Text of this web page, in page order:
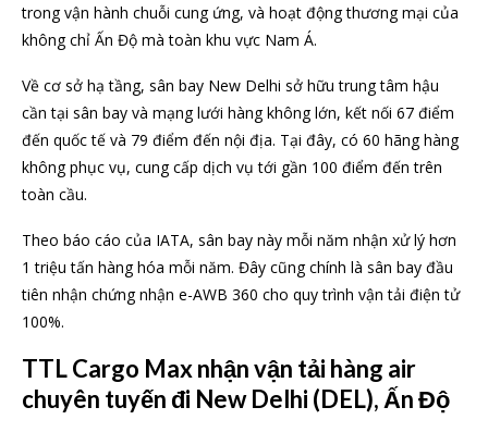
trong vận hành chuỗi cung ứng, và hoạt động thương mại của
không chỉ Ấn Độ mà toàn khu vực Nam Á.
Về cơ sở hạ tầng, sân bay New Delhi sở hữu trung tâm hậu
cần tại sân bay và mạng lưới hàng không lớn, kết nối 67 điểm
đến quốc tế và 79 điểm đến nội địa. Tại đây, có 60 hãng hàng
không phục vụ, cung cấp dịch vụ tới gần 100 điểm đến trên
toàn cầu.
Theo báo cáo của IATA, sân bay này mỗi năm nhận xử lý hơn
1 triệu tấn hàng hóa mỗi năm. Đây cũng chính là sân bay đầu
tiên nhận chứng nhận e-AWB 360 cho quy trình vận tải điện tử
100%.
TTL Cargo Max nhận vận tải hàng air
chuyên tuyến đi New Delhi (DEL), Ấn Độ